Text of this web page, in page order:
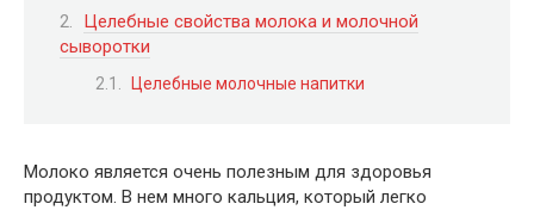
Целебные свойства молока и молочной
сыворотки
Целебные молочные напитки
Молоко является очень полезным для здоровья
продуктом. В нем много кальция, который легко